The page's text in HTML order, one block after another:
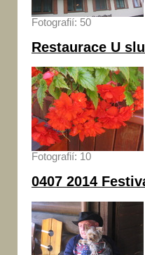
Fotografií: 50
Restaurace U
Fotografií: 10
0407 2014